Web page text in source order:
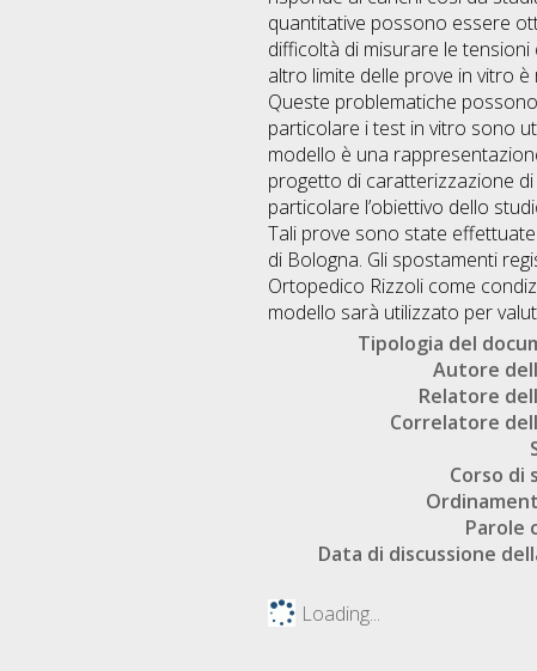
quantitative possono essere
difficoltà di misurare le
altro limite delle prove in vitro
Queste problematiche
particolare i test in vitro sono
modello è una
progetto di caratterizzazione
particolare l’obiettivo dello
Tali prove sono state
di Bologna. Gli spostamenti
Ortopedico Rizzoli come
modello sarà utilizzato per
Tipologia del
Autore
Relatore
Correlatore
Corso di
Parole
Data di discussione
Loading...